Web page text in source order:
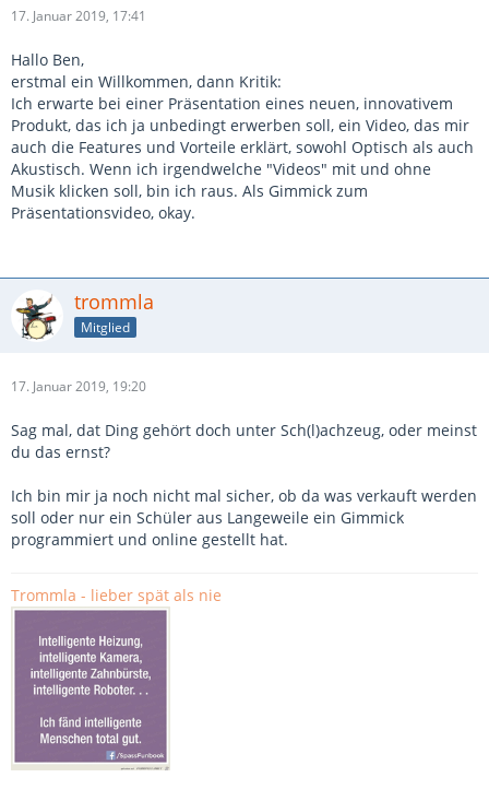
17. Januar 2019, 17:41
Hallo Ben,
erstmal ein Willkommen, dann Kritik:
Ich erwarte bei einer Präsentation eines neuen, innovativem
Produkt, das ich ja unbedingt erwerben soll, ein Video, das mir
auch die Features und Vorteile erklärt, sowohl Optisch als auch
Akustisch. Wenn ich irgendwelche "Videos" mit und ohne
Musik klicken soll, bin ich raus. Als Gimmick zum
Präsentationsvideo, okay.
trommla
Mitglied
17. Januar 2019, 19:20
Sag mal, dat Ding gehört doch unter Sch(l)achzeug, oder meinst
du das ernst?
Ich bin mir ja noch nicht mal sicher, ob da was verkauft werden
soll oder nur ein Schüler aus Langeweile ein Gimmick
programmiert und online gestellt hat.
Trommla - lieber spät als nie